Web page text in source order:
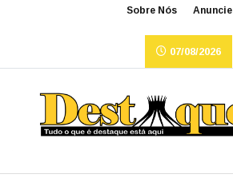
Sobre Nós Anuncie
07/08/2026